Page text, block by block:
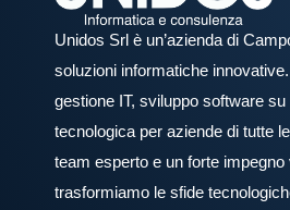
Unidos Srl è un’azienda di
soluzioni informatiche
gestione IT, sviluppo software
tecnologica per aziende di tutte
team esperto e un forte impegno
trasformiamo le sfide